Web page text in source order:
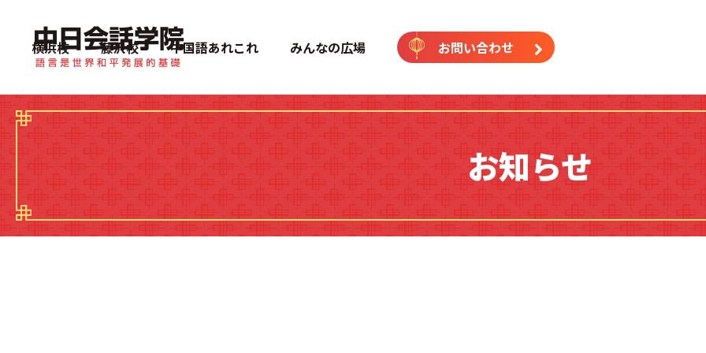
中日会話学院｜中国語専門塾（横浜校・藤沢
横浜校 藤沢校 中国語あれこれ みんなの広場 お問い合わせ
お知らせ